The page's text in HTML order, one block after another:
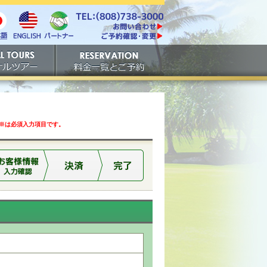
English パート
電話番号は808-738-
3000。ファックスは808-
738-3001。
https://www.tachibana.com/contact/
ご予約確認・変更
ご予約
必須入力項目です。